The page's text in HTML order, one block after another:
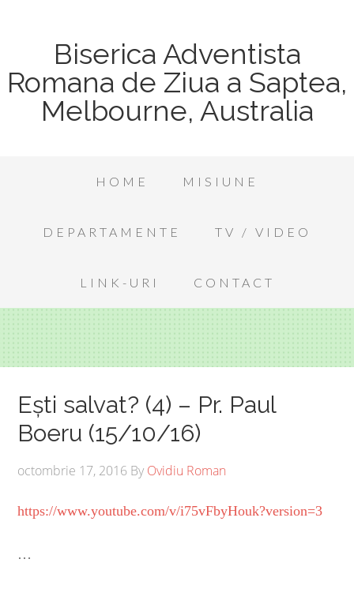
Biserica Adventista
Romana de Ziua a Saptea,
Melbourne, Australia
HOME MISIUNE
DEPARTAMENTE TV / VIDEO
LINK-URI CONTACT
Ești salvat? (4) – Pr. Paul
Boeru (15/10/16)
octombrie 17, 2016 By Ovidiu Roman
https://www.youtube.com/v/i75vFbyHouk?version=3
…